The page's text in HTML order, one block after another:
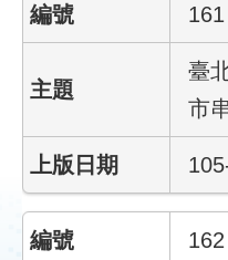
於
我
助
計
畫
歷
161
臺
市
162